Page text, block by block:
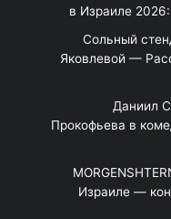
в Израиле
"Сольный
Яковлевой —
"Даниил
Прокофьева в
Израиле —